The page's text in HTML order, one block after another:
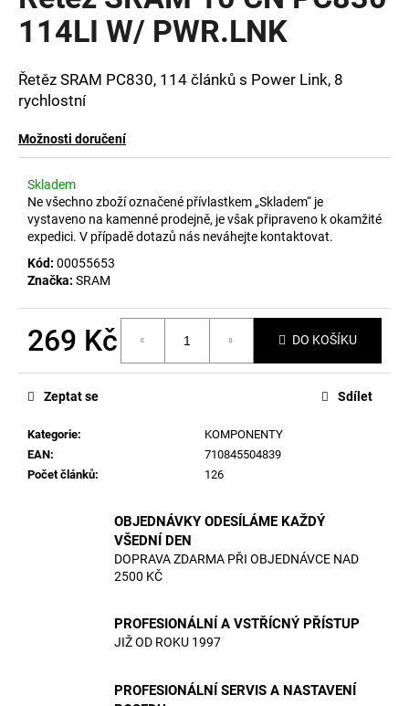
0,0
hvězdiček.
114LI W/ PWR.LNK
Řetěz SRAM PC830, 114 článků s Power Link, 8
rychlostní
Možnosti doručení
Skladem
Ne všechno zboží označené přívlastkem „Skladem“ je
vystaveno na kamenné prodejně, je však připraveno k okamžité
expedici. V případě dotazů nás neváhejte kontaktovat.
Kód: 00055653
Značka: SRAM
269 Kč DO KOŠÍKU
Kategorie:
KOMPONENTY
EAN:
710845504839
Počet článků: 126
Zeptat se Sdílet
OBJEDNÁVKY ODESÍLÁME KAŽDÝ
VŠEDNÍ DEN
DOPRAVA ZDARMA PŘI OBJEDNÁVCE NAD
2500 KČ
PROFESIONÁLNÍ A VSTŘÍCNÝ PŘÍSTUP
JIŽ OD ROKU 1997
PROFESIONÁLNÍ SERVIS A NASTAVENÍ
a
í
t
HLEDAT
D
o
r
u
e